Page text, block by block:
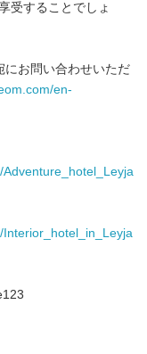
受することでしょ
にお問い合わせいただ
en-